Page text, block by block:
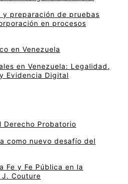
y preparación de pruebas
en procesos
en Venezuela
en Venezuela: Legalidad,
Evidencia Digital
Derecho Probatorio
como nuevo desafío del
Fe y Fe Pública en la
Couture